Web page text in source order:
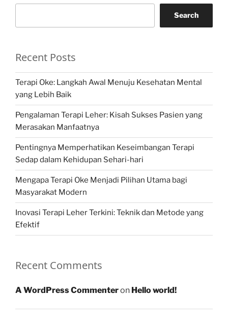
Search
Recent Posts
Terapi Oke: Langkah Awal Menuju Kesehatan Mental
yang Lebih Baik
Pengalaman Terapi Leher: Kisah Sukses Pasien yang
Merasakan Manfaatnya
Pentingnya Memperhatikan Keseimbangan Terapi
Sedap dalam Kehidupan Sehari-hari
Mengapa Terapi Oke Menjadi Pilihan Utama bagi
Masyarakat Modern
Inovasi Terapi Leher Terkini: Teknik dan Metode yang
Efektif
Recent Comments
A WordPress Commenteron Hello world!